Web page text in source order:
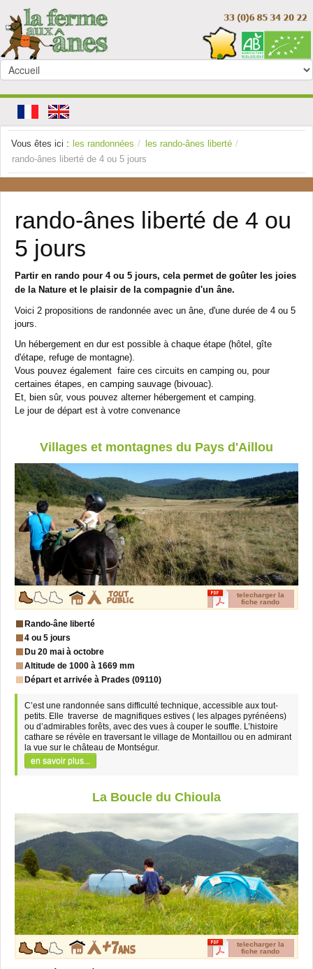
Vous êtes ici : les randonnées / les rando-ânes liberté /
rando-ânes liberté de 4 ou 5 jours
rando-ânes liberté de 4 ou
5 jours
Partir en rando pour 4 ou 5 jours, cela permet de goûter les joies
de la Nature et le plaisir de la compagnie d'un âne.
Voici 2 propositions de randonnée avec un âne, d'une durée de 4 ou 5
jours.
Un hébergement en dur est possible à chaque étape (hôtel, gîte
d'étape, refuge de montagne).
Vous pouvez également faire ces circuits en camping ou, pour
certaines étapes, en camping sauvage (bivouac).
Et, bien sûr, vous pouvez alterner hébergement et camping.
Le jour de départ est à votre convenance
Villages et montagnes du Pays d'Aillou
telecharger la
fiche rando
Rando-âne liberté
4 ou 5 jours
Du 20 mai à octobre
Altitude de 1000 à 1669 mm
Départ et arrivée à Prades (09110)
C’est une randonnée sans difficulté technique, accessible aux tout-
petits. Elle traverse de magnifiques estives ( les alpages pyrénéens)
ou d’admirables forêts, avec des vues à couper le souffle. L’histoire
cathare se révèle en traversant le village de Montaillou ou en admirant
la vue sur le château de Montségur.
en savoir plus...
La Boucle du Chioula
telecharger la
fiche rando